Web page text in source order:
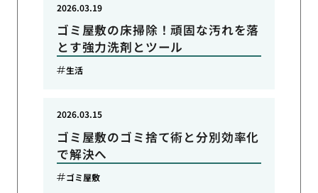
ゴミ屋敷の床掃除！頑固な汚れを落
とす強力洗剤とツール
2026.03.19
生活
ゴミ屋敷のゴミ捨て術と分別効率化
で解決へ
2026.03.15
ゴミ屋敷